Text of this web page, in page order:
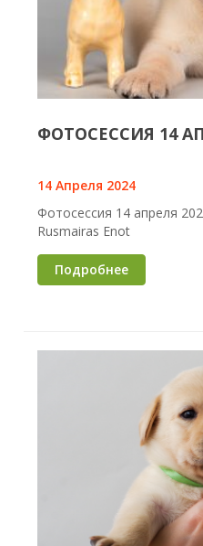
ФОТОСЕССИЯ 14
14 Апреля 2024
Фотосессия 14 апреля
Rusmairas Enot
Подробнее